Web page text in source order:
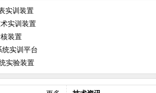
实训装置
实训装置
装置
实训平台
实验装置